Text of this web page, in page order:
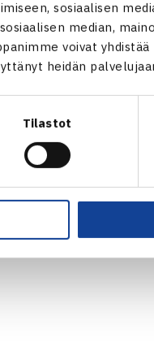
sosiaalisen
median,
voivat
heidän
Tilastot
→